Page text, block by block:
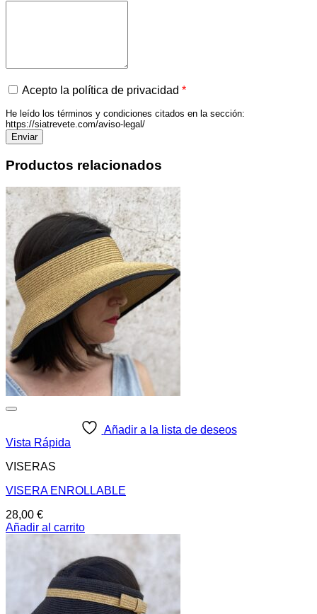
Acepto la política de privacidad *
He leído los términos y condiciones citados en la sección:
https://siatrevete.com/aviso-legal/
Productos relacionados
Añadir a la lista de deseos
Vista Rápida
VISERAS
VISERA ENROLLABLE
28,00 €
Añadir al carrito